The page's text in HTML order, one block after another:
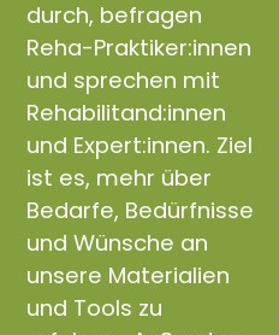
durch, befragen
Reha-Praktiker:innen
und sprechen mit
Rehabilitand:innen
und Expert:innen. Ziel
ist es, mehr über
Bedarfe, Bedürfnisse
und Wünsche an
unsere Materialien
und Tools zu